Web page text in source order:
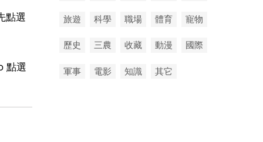
點選
點選
旅遊 科學 職場 體育 寵物
歷史 三農 收藏 動漫 國際
軍事 電影 知識 其它